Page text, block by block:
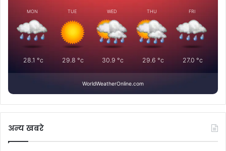
MON
28.1 °c
TUE
29.8 °c
WED
30.9 °c
THU
29.6 °c
FRI
27.0 °c
WorldWeatherOnline.com
अन्य खबरे